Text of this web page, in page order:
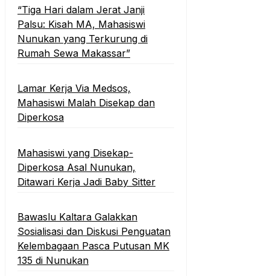
“Tiga Hari dalam Jerat Janji
Palsu: Kisah MA, Mahasiswi
Nunukan yang Terkurung di
Rumah Sewa Makassar”
Lamar Kerja Via Medsos,
Mahasiswi Malah Disekap dan
Diperkosa
Mahasiswi yang Disekap-
Diperkosa Asal Nunukan,
Ditawari Kerja Jadi Baby Sitter
Bawaslu Kaltara Galakkan
Sosialisasi dan Diskusi Penguatan
Kelembagaan Pasca Putusan MK
135 di Nunukan